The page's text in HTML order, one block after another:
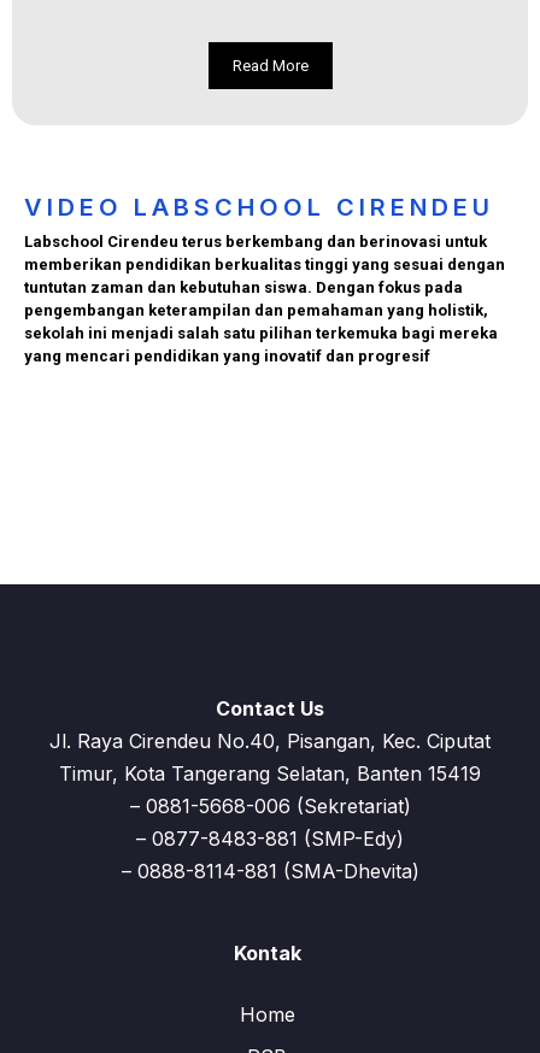
Read More
VIDEO LABSCHOOL CIRENDEU
Labschool Cirendeu terus berkembang dan berinovasi untuk
memberikan pendidikan berkualitas tinggi yang sesuai dengan
tuntutan zaman dan kebutuhan siswa. Dengan fokus pada
pengembangan keterampilan dan pemahaman yang holistik,
sekolah ini menjadi salah satu pilihan terkemuka bagi mereka
yang mencari pendidikan yang inovatif dan progresif
Contact Us
Jl. Raya Cirendeu No.40, Pisangan, Kec. Ciputat
Timur, Kota Tangerang Selatan, Banten 15419
– 0881-5668-006 (Sekretariat)
– 0877-8483-881 (SMP-Edy)
– 0888-8114-881 (SMA-Dhevita)
Kontak
Home